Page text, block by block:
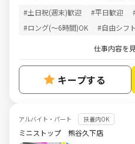
#土日祝(週末)歓迎 #平日歓迎
#ロング(～6時間)OK
#自由シフト
仕事内容を
キープする
アルバイト・パート 扶養内OK
ミニストップ 熊谷久下店